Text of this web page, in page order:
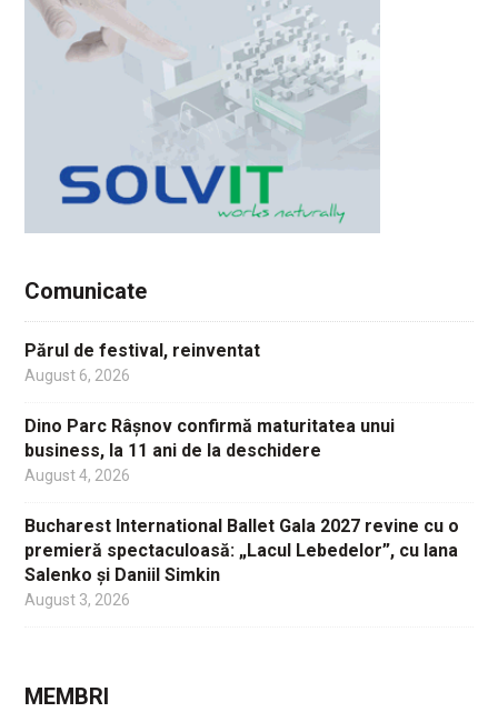
Comunicate
Părul de festival, reinventat
August 6, 2026
Dino Parc Râșnov confirmă maturitatea unui
business, la 11 ani de la deschidere
August 4, 2026
Bucharest International Ballet Gala 2027 revine cu o
premieră spectaculoasă: „Lacul Lebedelor”, cu Iana
Salenko și Daniil Simkin
August 3, 2026
MEMBRI